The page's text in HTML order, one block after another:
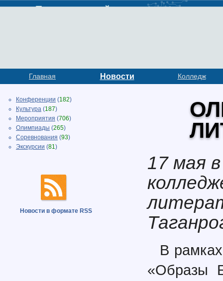
Главная Новости Колледж
Конференции (182)
Культура (187)
Мероприятия (706)
Олимпиады (265)
Соревнования (93)
Экскурсии (81)
Новости в формате RSS
17 мая
В
«Образы